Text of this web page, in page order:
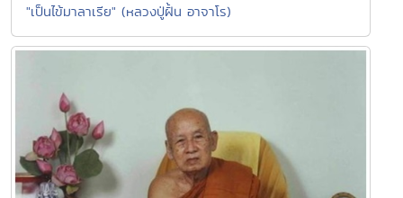
"เป็นไข้มาลาเรีย" (หลวงปู่ฝั้น อาจาโร)